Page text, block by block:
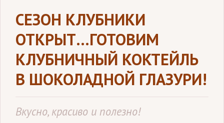
СЕЗОН КЛУБНИКИ
ОТКРЫТ…ГОТОВИМ
КЛУБНИЧНЫЙ КОКТЕЙЛЬ
В ШОКОЛАДНОЙ ГЛАЗУРИ!
Вкусно, красиво и полезно!